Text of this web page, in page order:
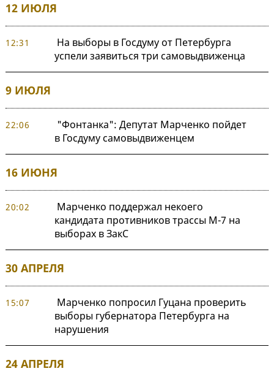
12 ИЮЛЯ
12:31
На выборы в Госдуму от Петербурга
успели заявиться три самовыдвиженца
9 ИЮЛЯ
22:06
"Фонтанка": Депутат Марченко пойдет
в Госдуму самовыдвиженцем
16 ИЮНЯ
20:02
Марченко поддержал некоего
кандидата противников трассы М-7 на
выборах в ЗакС
30 АПРЕЛЯ
15:07
Марченко попросил Гуцана проверить
выборы губернатора Петербурга на
нарушения
24 АПРЕЛЯ